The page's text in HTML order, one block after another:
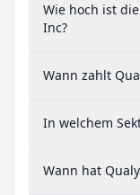
Wie hoch ist
Inc?
Wann zahlt
In welchem
Wann hat